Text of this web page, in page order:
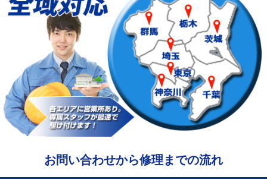
給水管工事※（塩ビ管（VP・HI）使
用（追加）/3ｍ超え)
+8,800円
給水管工事※（ライニング鋼管・銅
管・ポリ管・HT管使用/3ｍまで)
44,000円
給水管工事※（ライニング鋼管・銅
管・ポリ管・HT管使用/3ｍ超え)
+8,800円
マス交換（土の掘削・埋め戻し作業） 11,000円~
マス交換（深さ50㎝未満） 55,000円
マス交換（深さ50㎝以上） 66,000円
お問い合わせから修理までの流れ